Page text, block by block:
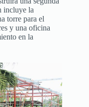
incluye la
torre para el
y una oficina
en la